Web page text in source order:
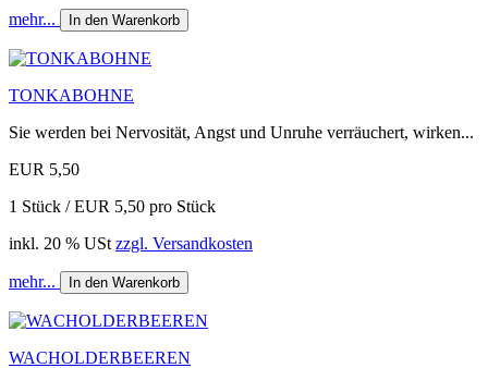
mehr... In den Warenkorb
TONKABOHNE
Sie werden bei Nervosität, Angst und Unruhe verräuchert, wirken...
EUR 5,50
1 Stück / EUR 5,50 pro Stück
inkl. 20 % USt zzgl. Versandkosten
mehr... In den Warenkorb
WACHOLDERBEEREN